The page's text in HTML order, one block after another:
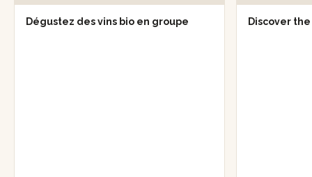
Dégustez des vins bio en groupe Discover